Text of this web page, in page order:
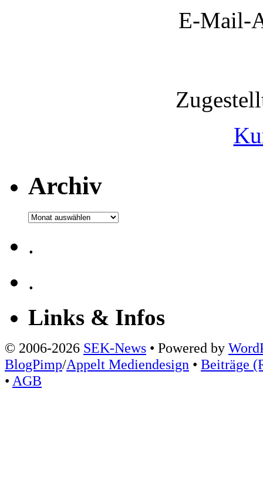
E-Mail-
Archiv
Archiv
.
.
Links & Infos
© 2006-2026 SEK-News • Powered by
BlogPimp/Appelt Mediendesign • Beiträge
• AGB